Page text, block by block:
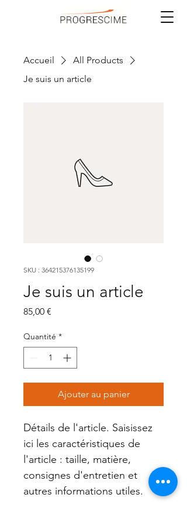
Accueil
All Products
Je suis un article
SKU : 364215376135199
Je suis un article
85,00 €
Quantité *
Ajouter au panier
Détails de l'article. Saisissez
ici les caractéristiques de
l'article : taille, matière,
consignes d'entretien et
autres informations utiles.